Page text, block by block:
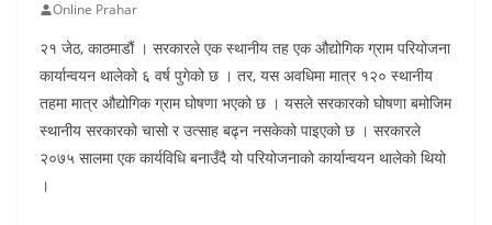
Online Prahar
२१ जेठ, काठमाडौं । सरकारले एक स्थानीय तह एक औद्योगिक ग्राम परियोजना
कार्यान्वयन थालेको ६ वर्ष पुगेको छ । तर, यस अवधिमा मात्र १२० स्थानीय
तहमा मात्र औद्योगिक ग्राम घोषणा भएको छ । यसले सरकारको घोषणा बमोजिम
स्थानीय सरकारको चासो र उत्साह बढ्न नसकेको पाइएको छ । सरकारले
२०७५ सालमा एक कार्यविधि बनाउँदै यो परियोजनाको कार्यान्वयन थालेको थियो
।